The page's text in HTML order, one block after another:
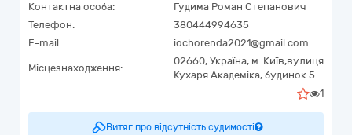
Контактна особа:
Гудима Роман Степанович
Телефон:
380444994635
E-mail:
iochorenda2021@gmail.com
Місцезнаходження:
02660, Україна, м. Київ,вулиця
Кухаря Академіка, будинок 5
1
Витяг про відсутність судимості